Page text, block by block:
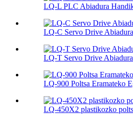
LQ-L PLC Abiadura
LQ-C Servo Drive
LQ-T Servo Drive
LQ-900 Poltsa Eramateko
LQ-450X2 plastikozko